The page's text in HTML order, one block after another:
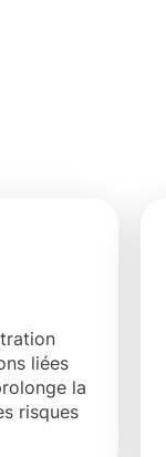
liées
la
risques